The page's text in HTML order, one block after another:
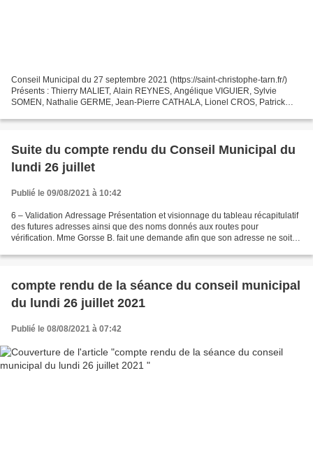
Conseil Municipal du 27 septembre 2021 (https://saint-christophe-tarn.fr/)
Présents : Thierry MALIET, Alain REYNES, Angélique VIGUIER, Sylvie
SOMEN, Nathalie GERME, Jean-Pierre CATHALA, Lionel CROS, Patrick
Suite du compte rendu du Conseil Municipal du
lundi 26 juillet
Publié le 09/08/2021 à 10:42
6 – Validation Adressage Présentation et visionnage du tableau récapitulatif
des futures adresses ainsi que des noms donnés aux routes pour
vérification. Mme Gorsse B. fait une demande afin que son adresse ne soit
compte rendu de la séance du conseil municipal
du lundi 26 juillet 2021
Publié le 08/08/2021 à 07:42